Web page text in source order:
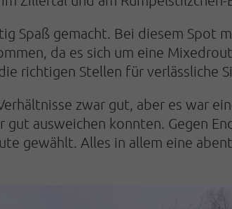
Spaß gemacht. Bei diesem Spot
da es sich um eine
richtigen Stellen für verlässliche
zwar gut, aber es war
ausweichen konnten. Gegen
gewählt. Alles in allem eine